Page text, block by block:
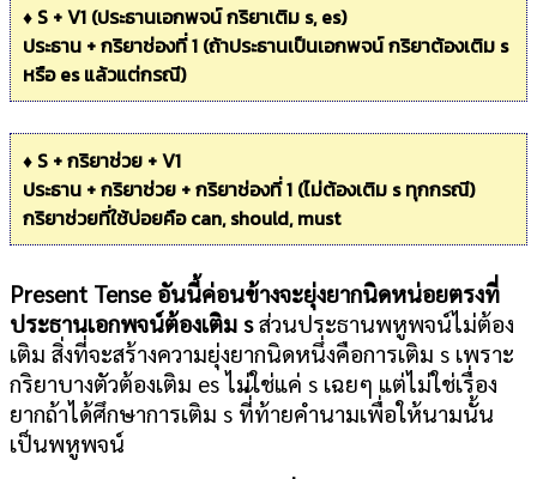
♦ S + V1 (ประธานเอกพจน์ กริยาเติม s, es)
ประธาน + กริยาช่องที่ 1 (ถ้าประธานเป็นเอกพจน์ กริยาต้องเติม s
หรือ es แล้วแต่กรณี)
♦ S + กริยาช่วย + V1
ประธาน + กริยาช่วย + กริยาช่องที่ 1 (ไม่ต้องเติม s ทุกกรณี)
กริยาช่วยที่ใช้บ่อยคือ can, should, must
Present Tense อันนี้ค่อนข้างจะยุ่งยากนิดหน่อยตรงที่
ประธานเอกพจน์ต้องเติม sส่วนประธานพหูพจน์ไม่ต้อง
เติม สิ่งที่จะสร้างความยุ่งยากนิดหนึ่งคือการเติม s เพราะ
กริยาบางตัวต้องเติม es ไม่ใช่แค่ s เฉยๆ แต่ไม่ใช่เรื่อง
ยากถ้าได้ศึกษาการเติม s ที่้ท้ายคำนามเพื่อให้นามนั้น
เป็นพหูพจน์